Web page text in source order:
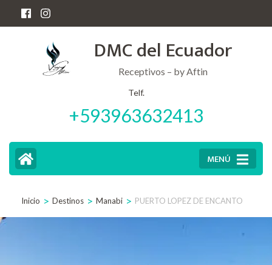
Saltar
al
contenido
(presiona
DMC del Ecuador
Receptivos – by Aftin
Telf.
+593963632413
MENÚ
Inicio > Destinos > Manabi > PUERTO LOPEZ DE ENCANTO